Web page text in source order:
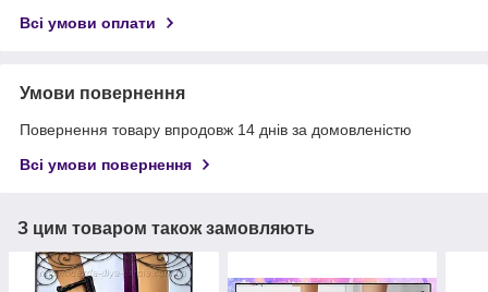
Всі умови оплати
Умови повернення
Повернення товару впродовж 14 днів за домовленістю
Всі умови повернення
З цим товаром також замовляють